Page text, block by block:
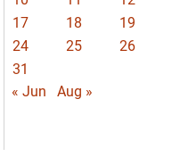
17
18 19
24
25 26
31
« Jun
Aug »